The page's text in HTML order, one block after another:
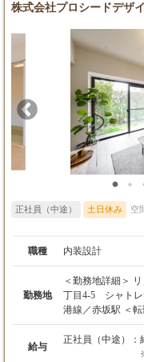
な方を歓迎します
株式会社プロシードデザ
正社員（中途） 土日休み 空
職種 内装設計
勤務地
＜勤務地詳細＞
丁目4-5 シャトレ
港線／赤坂駅 ＜
給与
正社員（中途）：